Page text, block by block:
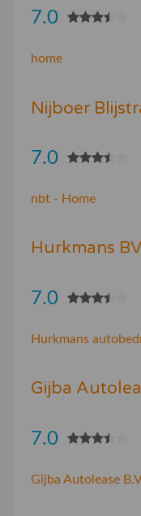
7.0
home
Nijboer
7.0
nbt - Home
Hurkmans
7.0
Hurkmans
Gijba
7.0
Gijba Autolease